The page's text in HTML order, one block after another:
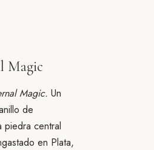
Magic
Magic. Un
de
piedra central
en Plata,